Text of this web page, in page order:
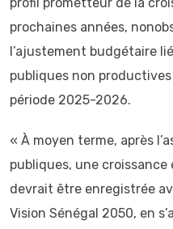
prochaines années,
l’ajustement budgétaire
publiques non
période 2025-2026.
« À moyen terme, après
publiques, une
devrait être enregistrée
Vision Sénégal 2050, en